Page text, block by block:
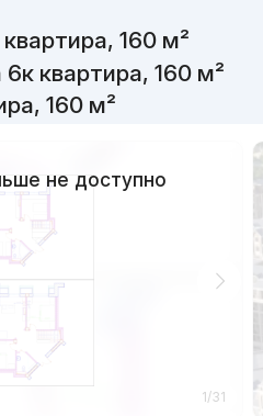
160 м²
квартира, 160 м²
160 м²
не доступно
1/31